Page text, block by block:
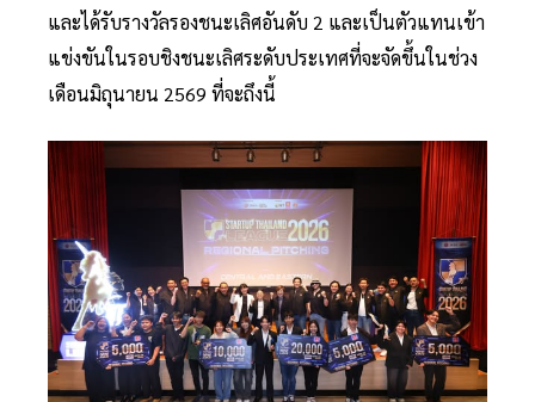
และได้รับรางวัลรองชนะเลิศอันดับ 2 และเป็นตัวแทนเข้า
แข่งขันในรอบชิงชนะเลิศระดับประเทศที่จะจัดขึ้นในช่วง
เดือนมิถุนายน 2569 ที่จะถึงนี้